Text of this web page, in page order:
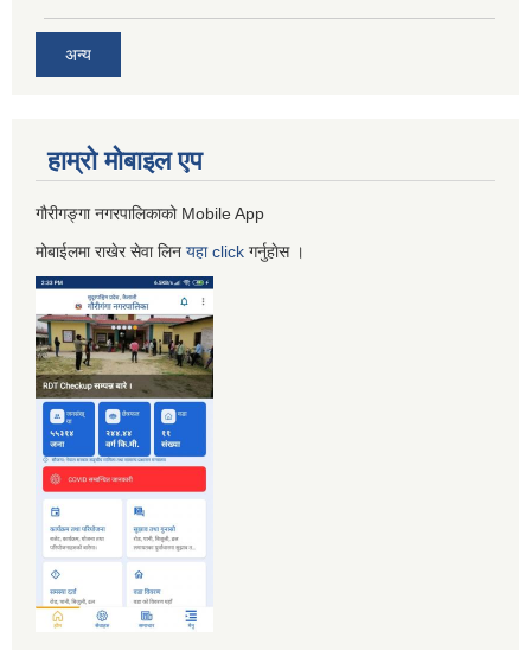
अन्य
हाम्रो माेबाइल एप
गौरीगङ्गा नगरपालिकाको Mobile App
मोबाईलमा राखेर सेवा लिन यहाclick गर्नुहाेस ।